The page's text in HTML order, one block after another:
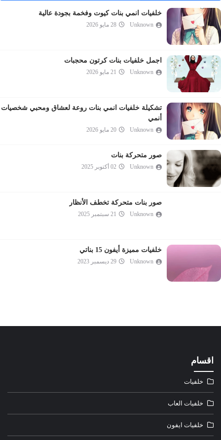
خلفيات انمي بنات كيوت وفخمة بجودة عالية
Unknown 28 مايو 2026
اجمل خلفيات بنات كرتون محجبات
Unknown 21 مايو 2026
تشكيلة خلفيات انمي بنات روعة لعشاق ومحبي شخصيات
أنمي
Unknown 20 مايو 2026
صور متحركة بنات
Unknown 02 أكتوبر 2025
صور بنات متحركة تخطف الأنظار
Unknown 21 سبتمبر 2025
خلفيات مميزة أيفون 15 بناتي
Unknown 29 ديسمبر 2023
اقسام
خلفيات
خلفيات العاب
خلفيات ايفون